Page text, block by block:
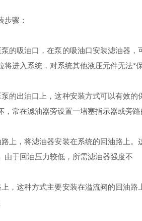
骤：
吸油口，在泵的吸油口安装滤油器，
将进入系统，对系统其他液压元件无法*
出油口上，这种安装方式可以有效的
，常在滤油器旁设置一堵塞指示器或旁
，将滤油器安装在系统的回油路上。
由于回油压力较低，所需滤油器强度不
这种方式主要安装在溢流阀的回油路